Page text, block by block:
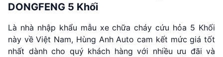
DONGFENG 5 Khối
Là nhà nhập khẩu mẫu xe chữa cháy cứu hỏa 5 Khối
này về Việt Nam, Hùng Anh Auto cam kết mức giá tốt
nhất dành cho quý khách hàng với nhiều ưu đãi và